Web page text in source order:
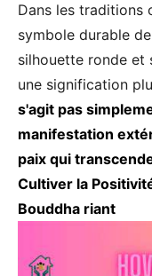
Dans les traditions
symbole durable
silhouette ronde et
une signification
s'agit pas
manifestation
paix qui
Cultiver la
Bouddha riant